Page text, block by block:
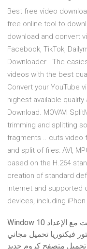
Best free video
free online tool to
download and convert
Facebook, TikTok,
Downloader - The
videos with the best
Convert your YouTube
highest available
Download. MOVAVI
trimming and splitting
fragments .. cuts video
and split of files: AVI,
based on the H.264
creation of standard
Internet and
devices, including iPhon
فيكتوريا تحميل مجاني
تحميل متصفح كروم جديد